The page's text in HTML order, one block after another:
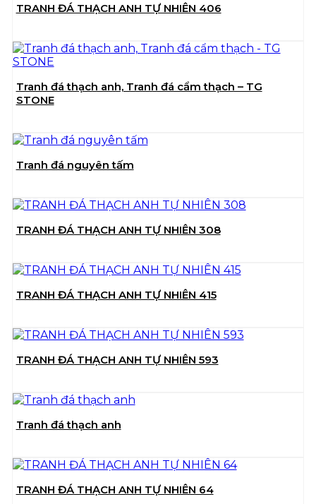
TRANH ĐÁ THẠCH ANH TỰ NHIÊN 406
Tranh đá thạch anh, Tranh đá cẩm thạch – TG
STONE
Tranh đá nguyên tấm
TRANH ĐÁ THẠCH ANH TỰ NHIÊN 308
TRANH ĐÁ THẠCH ANH TỰ NHIÊN 415
TRANH ĐÁ THẠCH ANH TỰ NHIÊN 593
Tranh đá thạch anh
TRANH ĐÁ THẠCH ANH TỰ NHIÊN 64